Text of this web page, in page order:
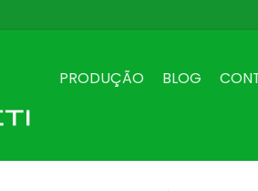
PRODUÇÃO BLOG